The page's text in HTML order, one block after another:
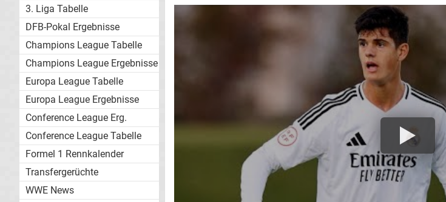
3. Liga Tabelle
DFB-Pokal Ergebnisse
Champions League Tabelle
Champions League Ergebnisse
Europa League Tabelle
Europa League Ergebnisse
Conference League Erg.
Conference League Tabelle
Formel 1 Rennkalender
Transfergerüchte
WWE News